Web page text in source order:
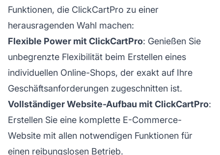
Funktionen, die ClickCartPro zu einer
herausragenden Wahl machen:
Flexible Power mit ClickCartPro: Genießen Sie
unbegrenzte Flexibilität beim Erstellen eines
individuellen Online-Shops, der exakt auf Ihre
Geschäftsanforderungen zugeschnitten ist.
Vollständiger Website-Aufbau mit ClickCartPro:
Erstellen Sie eine komplette E-Commerce-
Website mit allen notwendigen Funktionen für
einen reibungslosen Betrieb.